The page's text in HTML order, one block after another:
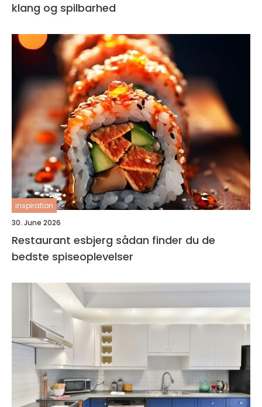
klang og spilbarhed
inspiration
30. June 2026
Restaurant esbjerg sådan finder du de
bedste spiseoplevelser